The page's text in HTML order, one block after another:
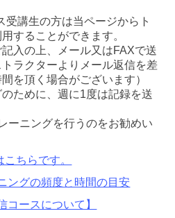
受講生の方は当ページからト
することができます。
入の上、メール又はFAXで送
ラクターよりメール返信を差
を頂く場合がございます）
ために、週に1度は記録を送
ーニングを行うのをお勧めい
ちらです。
ングの頻度と時間の目安
コースについて】